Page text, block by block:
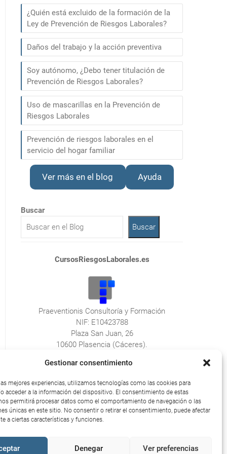
Gestionar consentimiento
mejores experiencias, utilizamos tecnologías como las cookies para
acceder a la información del dispositivo. El consentimiento de estas
permitirá procesar datos como el comportamiento de navegación o las
únicas en este sitio. No consentir o retirar el consentimiento, puede afectar
a ciertas características y funciones.
Denegar Ver preferencias
¿Quién está excluido de la formación de la
Ley de Prevención de Riesgos Laborales?
Daños del trabajo y la acción preventiva
Soy autónomo, ¿Debo tener titulación de
Prevención de Riesgos Laborales?
Uso de mascarillas en la Prevención de
Riesgos Laborales
Prevención de riesgos laborales en el
servicio del hogar familiar
Ver más en el blog Ayuda
Buscar
Buscar
CursosRiesgosLaborales.es
Praeventionis Consultoría y Formación
NIF: E10423788
Plaza San Juan, 26
10600 Plasencia (Cáceres).